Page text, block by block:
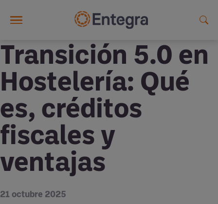
Transición 5.0 en
Hostelería: Qué
es, créditos
fiscales y
ventajas
21 octubre 2025